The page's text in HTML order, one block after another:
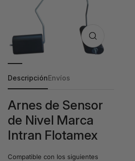
DescripciónEnvíos
Arnes de Sensor
de Nivel Marca
Intran Flotamex
Compatible con los siguientes